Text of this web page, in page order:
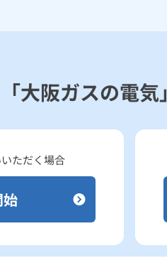
「大阪ガスの電気」
ただく場合